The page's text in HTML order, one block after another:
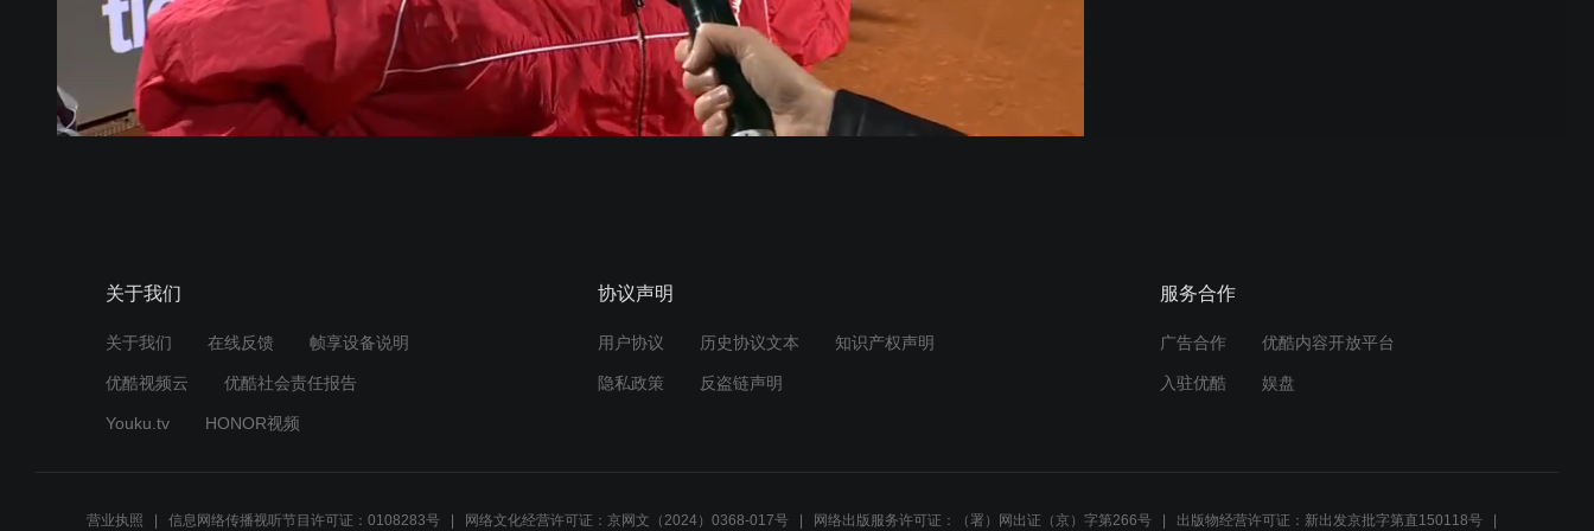
关于我们
关于我们 在线反馈 帧享设备说明
优酷视频云 优酷社会责任报告
Youku.tv HONOR视频
协议声明
用户协议 历史协议文本 知识产权声明
隐私政策 反盗链声明
服务合作
广告合作 优酷内容开放平台
入驻优酷 娱盘
营业执照 信息网络传播视听节目许可证：0108283号 网络文化经营许可证：京网文（2024）0368-017号 网络出版服务许可证：（署）网出证（京）字第266号 出版物经营许可证：新出发京批字第直150118号